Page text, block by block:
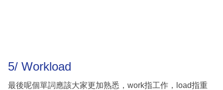
5/ Workload
最後呢個單詞應該大家更加熟悉，work指工作，load指重